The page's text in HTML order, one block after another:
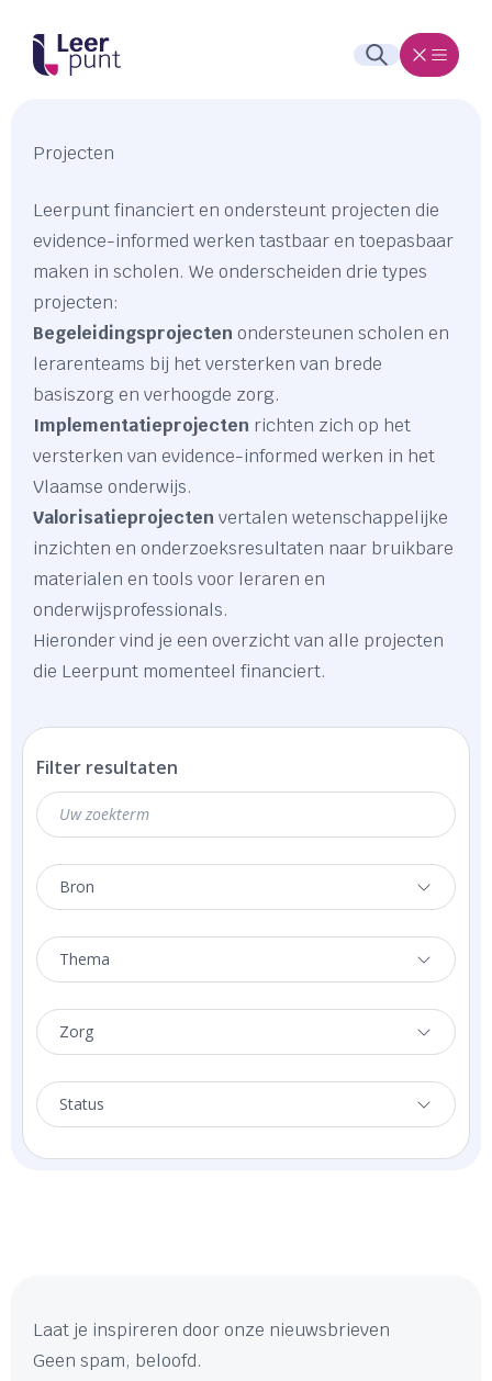
Projecten
Leerpunt financiert en ondersteunt projecten die
evidence-informed werken tastbaar en toepasbaar
maken in scholen. We onderscheiden drie types
projecten:
Begeleidingsprojecten ondersteunen scholen en
lerarenteams bij het versterken van brede
basiszorg en verhoogde zorg.
Implementatieprojecten richten zich op het
versterken van evidence-informed werken in het
Vlaamse onderwijs.
Valorisatieprojecten vertalen wetenschappelijke
inzichten en onderzoeksresultaten naar bruikbare
materialen en tools voor leraren en
onderwijsprofessionals.
Hieronder vind je een overzicht van alle projecten
die Leerpunt momenteel financiert.
Filter resultaten
Bron
Thema
Zorg
Status
Laat je inspireren door onze nieuwsbrieven
Geen spam, beloofd.